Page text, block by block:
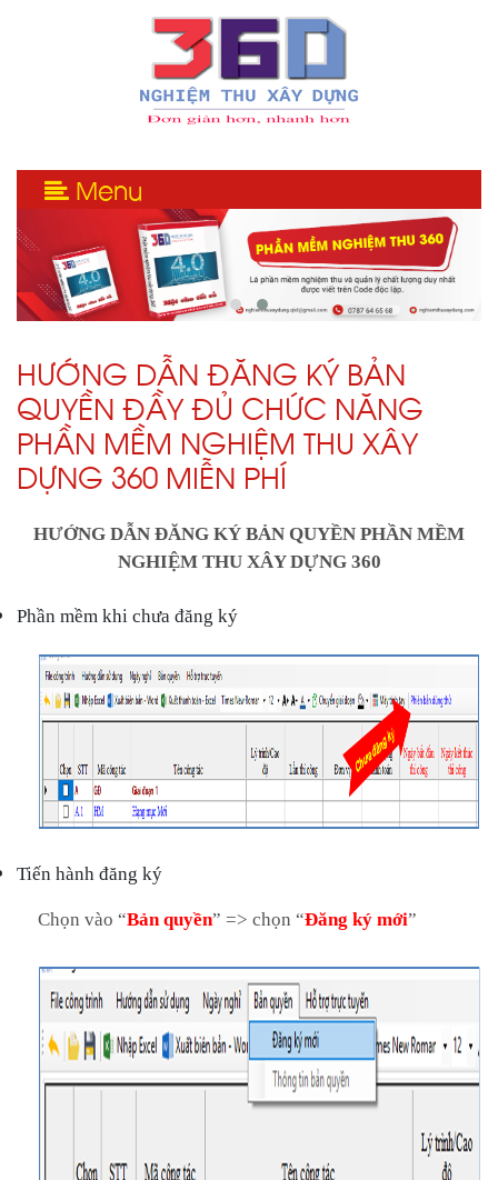
Menu
HƯỚNG DẪN ĐĂNG KÝ BẢN
QUYỀN ĐẦY ĐỦ CHỨC NĂNG
PHẦN MỀM NGHIỆM THU XÂY
DỰNG 360 MIỄN PHÍ
HƯỚNG DẪN ĐĂNG KÝ BẢN QUYỀN PHẦN MỀM
NGHIỆM THU XÂY DỰNG 360
Phần mềm khi chưa đăng ký
Tiến hành đăng ký
Chọn vào “Bản quyền” => chọn “Đăng ký mới”